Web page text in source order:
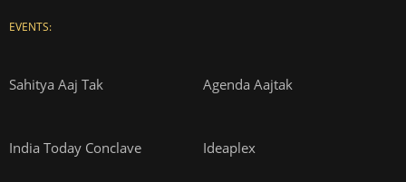
EVENTS:
Sahitya Aaj Tak Agenda Aajtak
India Today Conclave Ideaplex